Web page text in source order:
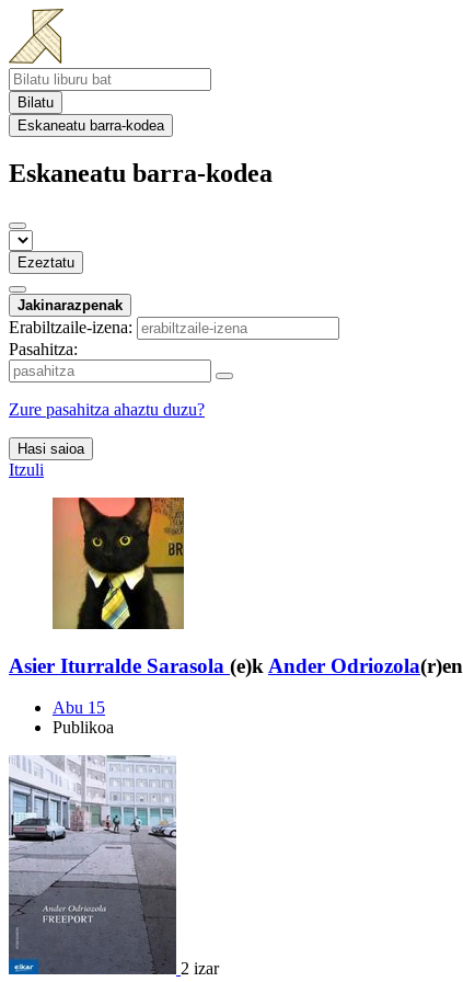
Bilatu
Eskaneatu barra-kodea
Eskaneatu barra-kodea
Ezeztatu
Jakinarazpenak
Erabiltzaile-izena:
Pasahitza:
Zure pasahitza ahaztu duzu?
Hasi saioa
Itzuli
Asier Iturralde Sarasola (e)k Ander Odriozola(r)en
Abu 15
Publikoa
2 izar